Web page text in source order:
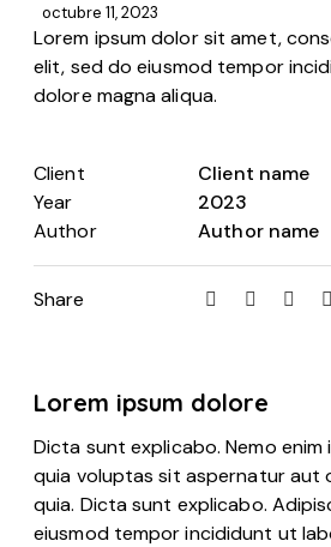
octubre 11, 2023
Lorem ipsum dolore
Dicta sunt explicabo. Nemo
quia voluptas sit aspernatur aut
quia. Dicta sunt explicabo.
eiusmod tempor incididunt ut
Lorem ipsum dolor sit amet,
elit, sed do eiusmod tempor
dolore magna aliqua.
Client
Client name
Year
2023
Author
Author name
Share